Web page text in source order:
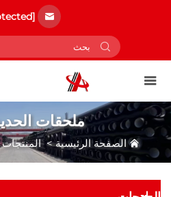
[email protected]
ملحقات
الصفحة الرئيسية>المنتجات